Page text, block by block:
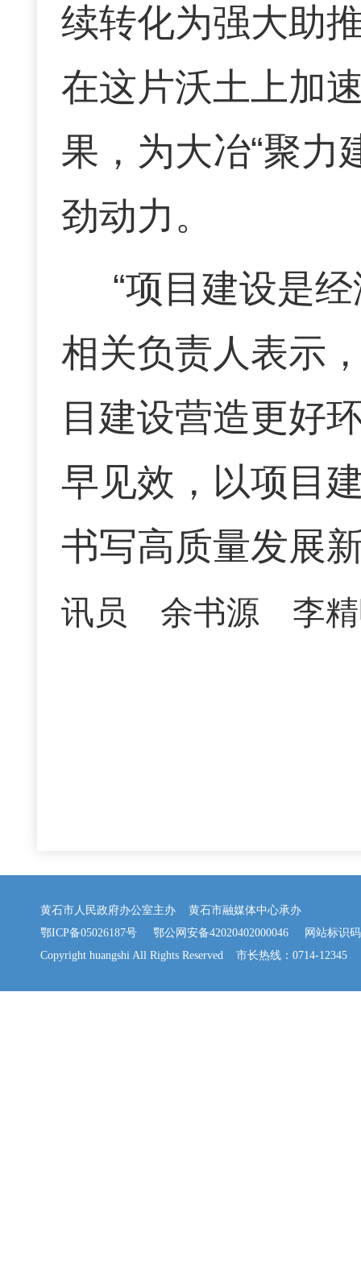
续转化为强大助
在这片沃土上加
果，为大冶“聚力
劲动力。
“项目建设是
相关负责人表示
目建设营造更好
早见效，以项目
书写高质量发展
讯员 余书源 李精
黄石市人民政府办公室主办 黄石市融媒体中心承办
鄂ICP备05026187号
鄂公网安备42020402000046 网站标识码
Copyright huangshi All Rights Reserved 市长热线：0714-12345